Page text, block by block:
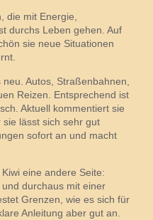
die mit Energie,
durchs Leben gehen. Auf
sie neue Situationen
Autos, Straßenbahnen,
Reizen. Entsprechend ist
Aktuell kommentiert sie
lässt sich sehr gut
sofort an und macht
eine andere Seite:
durchaus mit einer
Grenzen, wie es sich für
Anleitung aber gut an.